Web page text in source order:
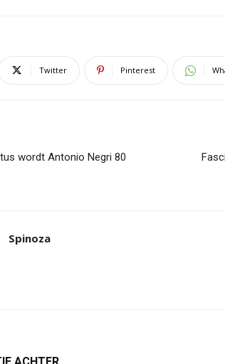
Twitter Pinterest
wordt Antonio Negri 80
Spinoza